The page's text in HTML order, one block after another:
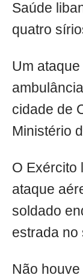
Saúde
quatro
Um
cidade de
Ministério
O Exército
ataque
soldado
estrada no
Não